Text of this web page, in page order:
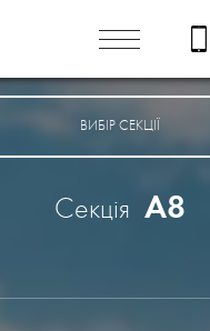
ВИБІР СЕКЦІЇ
Секція А8